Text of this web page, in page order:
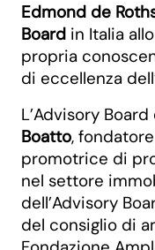
Edmond de
Board in Italia
propria
di eccellenza
L’Advisory
Boatto,
promotrice di
nel settore
dell’Advisory
del consiglio di